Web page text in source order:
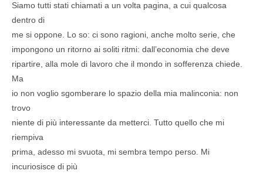
Siamo tutti stati chiamati a un volta pagina, a cui qualcosa
dentro di
me si oppone. Lo so: ci sono ragioni, anche molto serie, che
impongono un ritorno ai soliti ritmi: dall’economia che deve
ripartire, alla mole di lavoro che il mondo in sofferenza chiede.
Ma
io non voglio sgomberare lo spazio della mia malinconia: non
trovo
niente di più interessante da metterci. Tutto quello che mi
riempiva
prima, adesso mi svuota, mi sembra tempo perso. Mi
incuriosisce di più